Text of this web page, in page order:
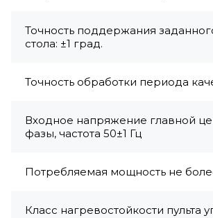
Точность поддержания
стола: ±1 град.
Точность обработки периода
Входное напряжение главной
фазы, частота 50±1 Гц
Потребляемая мощность не
Класс нагревостойкости пульта